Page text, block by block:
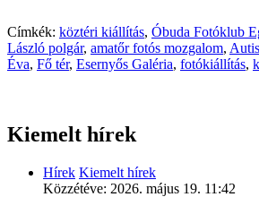
Címkék: köztéri kiállítás, Óbuda Fotóklub
László polgár, amatőr fotós mozgalom,
Éva, Fő tér, Esernyős Galéria, fotókiállítás,
Kiemelt hírek
Hírek Kiemelt hírek
Közzétéve: 2026. május 19. 11:42